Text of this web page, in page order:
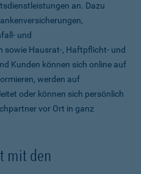
an. Dazu
und
sowie Hausrat-, Haftpflicht- und
Kunden können sich online auf
werden auf
oder können sich persönlich
vor Ort in ganz
mit den